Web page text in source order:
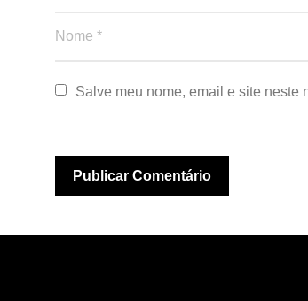
Salve meu nome, email e site neste